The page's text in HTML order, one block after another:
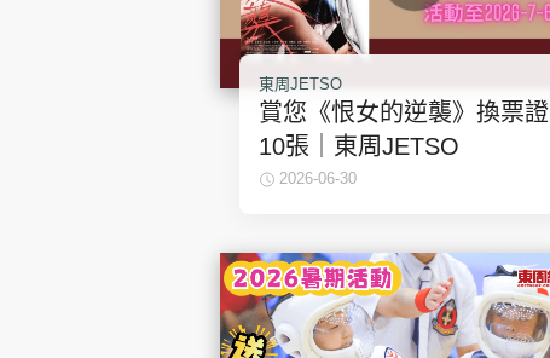
東周JETSO
賞您《恨女的逆襲》換票證
10張｜東周JETSO
2026-06-30